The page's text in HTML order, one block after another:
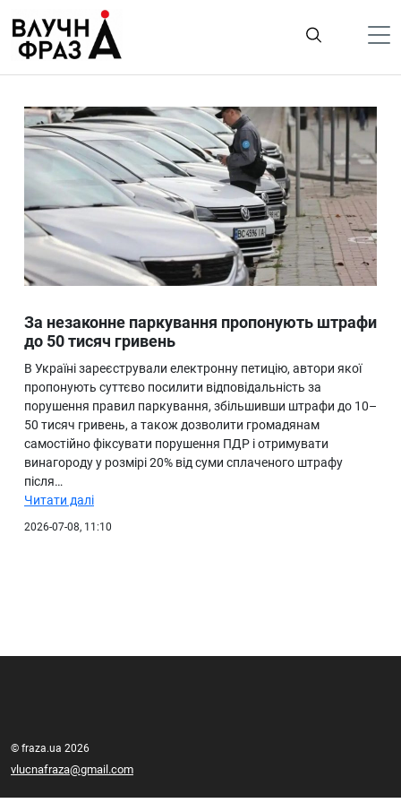
содержимому
Гроші
Життя
Лайфстайл
ТехноНаука
Людина
Ukraine
Про нас
За незаконне паркування пропонують штрафи
до 50 тисяч гривень
В Україні зареєстрували електронну петицію, автори якої
пропонують суттєво посилити відповідальність за
порушення правил паркування, збільшивши штрафи до 10–
50 тисяч гривень, а також дозволити громадянам
самостійно фіксувати порушення ПДР і отримувати
винагороду у розмірі 20% від суми сплаченого штрафу
після…
Читати далі
2026-07-08, 11:10
© fraza.ua 2026
vlucnafraza@gmail.com